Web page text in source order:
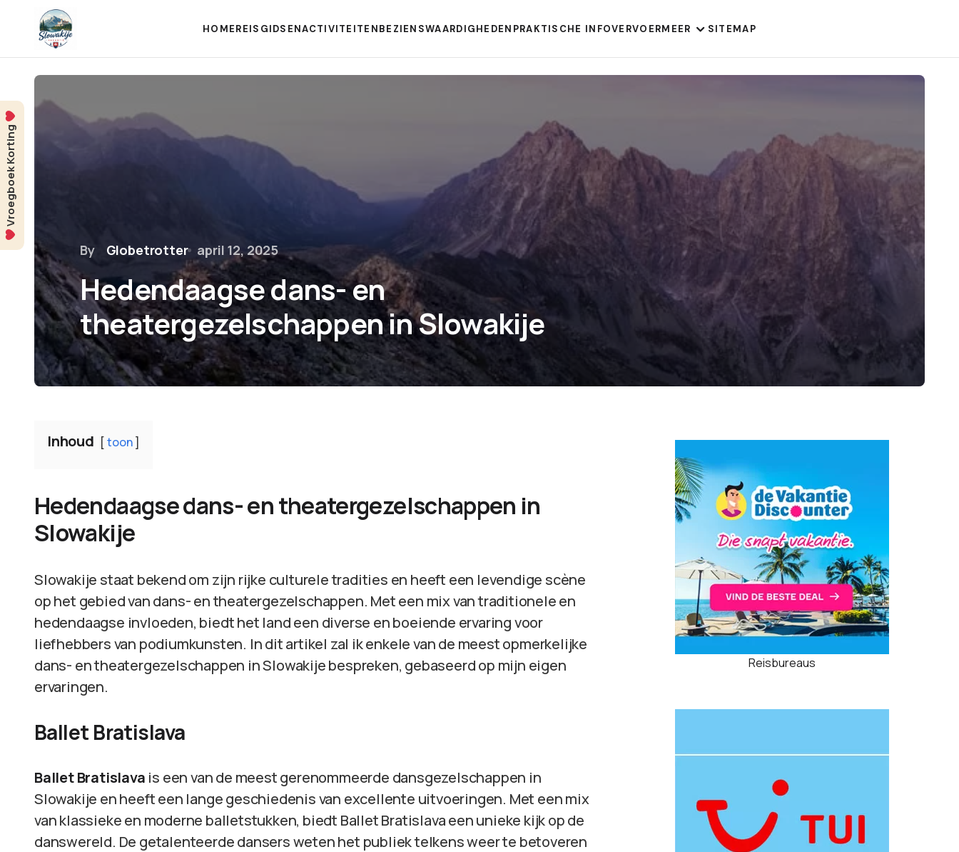
HOMEREISGIDSENACTIVITEITENBEZIENSWAARDIGHEDEN PRAKTISCHE INFOVERVOERMEER SITEMAP
By Globetrotter april 12, 2025
Hedendaagse dans- en
theatergezelschappen in Slowakije
Inhoud toon
Hedendaagse dans- en theatergezelschappen in
Slowakije
Slowakije staat bekend om zijn rijke culturele tradities en heeft een levendige scène
op het gebied van dans- en theatergezelschappen. Met een mix van traditionele en
hedendaagse invloeden, biedt het land een diverse en boeiende ervaring voor
liefhebbers van podiumkunsten. In dit artikel zal ik enkele van de meest opmerkelijke
dans- en theatergezelschappen in Slowakije bespreken, gebaseerd op mijn eigen
ervaringen.
Ballet Bratislava
Ballet Bratislava is een van de meest gerenommeerde dansgezelschappen in
Slowakije en heeft een lange geschiedenis van excellente uitvoeringen. Met een mix
van klassieke en moderne balletstukken, biedt Ballet Bratislava een unieke kijk op de
danswereld. De getalenteerde dansers weten het publiek telkens weer te betoveren
Reisbureaus
Vroegboek Korting